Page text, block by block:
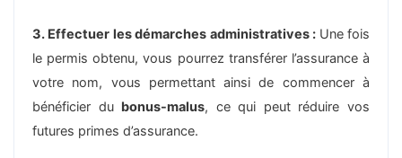
3. Effectuer les démarches administratives : Une fois
le permis obtenu, vous pourrez transférer l’assurance à
votre nom, vous permettant ainsi de commencer à
bénéficier du bonus-malus, ce qui peut réduire vos
futures primes d’assurance.